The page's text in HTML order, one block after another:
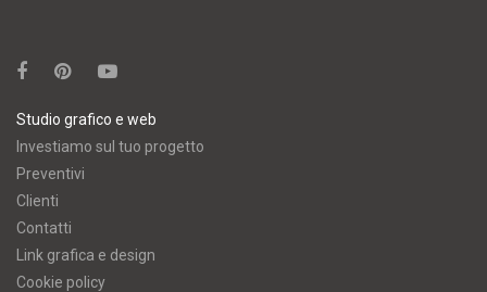
Studio grafico e web
Investiamo sul tuo progetto
Preventivi
Clienti
Contatti
Link grafica e design
Cookie policy